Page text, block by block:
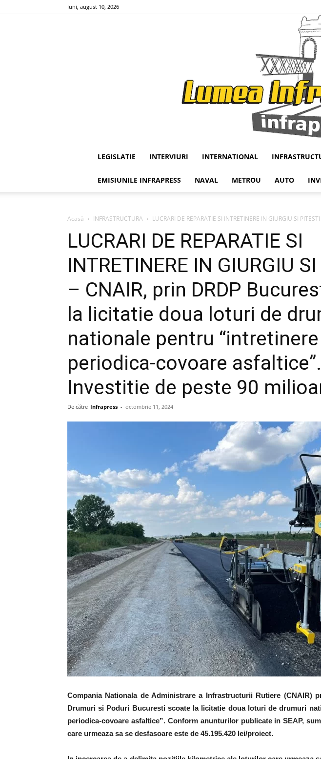
luni, august 10, 2026
LEGISLATIE INTERVIURI INTERNATIONAL
EMISIUNILE INFRAPRESS NAVAL METROU AUTO
Acasă INFRASTRUCTURA LUCRARI DE REPARATIE SI INTRETINERE IN GIURGIU SI
LUCRARI DE REPARATIE SI
INTRETINERE IN GIURGIU
– CNAIR, prin DRDP
la licitatie doua loturi de
nationale pentru “intretinere
periodica-covoare asfaltice”.
Investitie de peste 90
De către Infrapress - octombrie 11, 2024
Compania Nationala de Administrare a Infrastructurii Rutiere (CNAIR)
Drumuri si Poduri Bucuresti scoate la licitatie doua loturi de drumuri
periodica-covoare asfaltice”. Conform anunturilor publicate in SEAP,
care urmeaza sa se desfasoare este de 45.195.420 lei/proiect.